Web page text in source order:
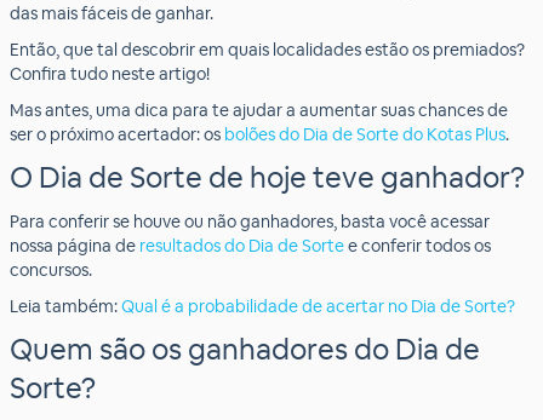
das mais fáceis de ganhar.
Então, que tal descobrir em quais localidades estão os premiados?
Confira tudo neste artigo!
Mas antes, uma dica para te ajudar a aumentar suas chances de
ser o próximo acertador: os bolões do Dia de Sorte do Kotas Plus.
O Dia de Sorte de hoje teve ganhador?
Para conferir se houve ou não ganhadores, basta você acessar
nossa página de resultados do Dia de Sortee conferir todos os
concursos.
Leia também:Qual é a probabilidade de acertar no Dia de Sorte?
Quem são os ganhadores do Dia de
Sorte?